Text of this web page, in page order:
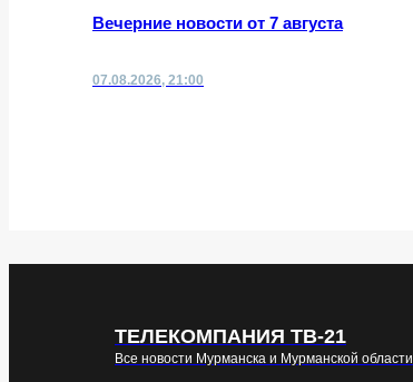
Вечерние новости от 7 августа
07.08.2026, 21:00
ТЕЛЕКОМПАНИЯ ТВ-21
Все новости Мурманска и Мурманской области